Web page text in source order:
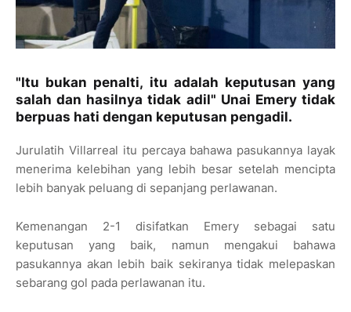
"Itu bukan penalti, itu adalah keputusan yang
salah dan hasilnya tidak adil" Unai Emery tidak
berpuas hati dengan keputusan pengadil.
Jurulatih Villarreal itu percaya bahawa pasukannya layak
menerima kelebihan yang lebih besar setelah mencipta
lebih banyak peluang di sepanjang perlawanan.
Kemenangan 2-1 disifatkan Emery sebagai satu
keputusan yang baik, namun mengakui bahawa
pasukannya akan lebih baik sekiranya tidak melepaskan
sebarang gol pada perlawanan itu.